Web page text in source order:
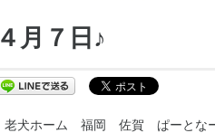
４月７日♪
老犬ホーム 福岡 佐賀 ぱーとなー